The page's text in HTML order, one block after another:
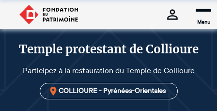
Menu
Temple protestant de Collioure
Participez à la restauration du Temple de Collioure
COLLIOURE - Pyrénées-Orientales